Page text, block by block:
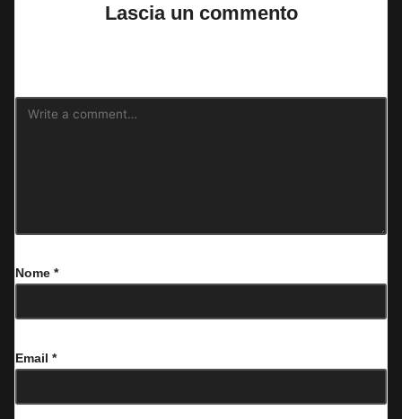
Lascia un commento
Nome *
Email *